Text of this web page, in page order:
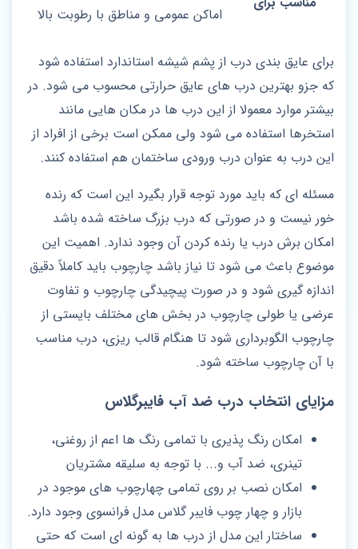
اماکن عمومی و مناطق با رطوبت بالا
برای عایق بندی درب از پشم شیشه استاندارد استفاده شود
که جزو بهترین درب های عایق حرارتی محسوب می شود. در
بیشتر موارد معمولا از این درب ها در مکان هایی مانند
استخرها استفاده می شود ولی ممکن است برخی از افراد از
این درب به عنوان درب ورودی ساختمان هم استفاده کنند.
مسئله ای که باید مورد توجه قرار بگیرد این است که رنده
خور نیست و در صورتی که درب بزرگ ساخته شده باشد
امکان برش درب یا رنده کردن آن وجود ندارد. اهمیت این
موضوع باعث می شود تا نیاز باشد چارچوب باید کاملاً دقیق
اندازه‌ گیری شود و در صورت پیچیدگی چارچوب و تفاوت
عرضی یا طولی چارچوب در بخش های مختلف بایستی از
چارچوب الگو‌برداری شود تا هنگام قالب‌ ریزی، درب مناسب
با آن چارچوب ساخته شود.
مزایای انتخاب درب ضد آب فایبرگلاس
امکان رنگ پذیری با تمامی رنگ ها اعم از روغنی،
تینری، ضد آب و... با توجه به سلیقه مشتریان
امکان نصب بر روی تمامی چهارچوب های موجود در
بازار و چهار چوب فایبر گلاس مدل فرانسوی وجود دارد.
ساختار این مدل از درب ها به گونه‌ ای است که حتی